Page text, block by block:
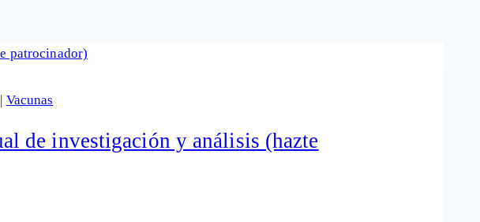
| Vacunas
de investigación y análisis (hazte